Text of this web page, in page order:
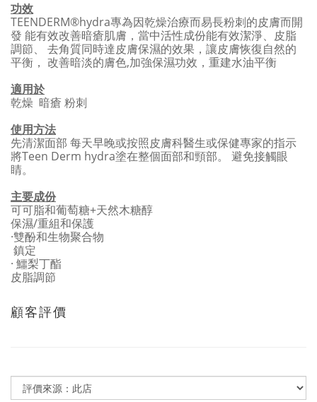
功效
TEENDERM®hydra專為因乾燥治療而易長粉刺的皮膚而開
發 能有效改善暗瘡肌膚，當中活性成份能有效潔淨、皮脂
調節、 去角質同時達皮膚保濕的效果，讓皮膚恢復自然的
平衡， 改善暗淡的膚色,加強保濕功效，重建水油平衡
適用於
乾燥 暗瘡 粉刺
使用方法
先清潔面部 每天早晚或按照皮膚科醫生或保健專家的指示
將Teen Derm hydra塗在整個面部和頸部。 避免接觸眼
睛。
主要成份
可可脂和葡萄糖+天然木糖醇
保濕/重組和保護
·雙酚和生物聚合物
鎮定
· 鱷梨丁酯
皮脂調節
顧客評價